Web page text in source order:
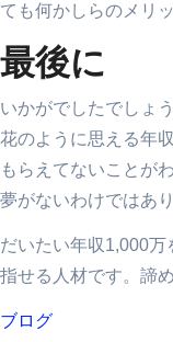
ても何かしらのメリ
最後に
いかがでしたでしょ
花のように思える年
もらえてないことが
夢がないわけではあり
だいたい年収1,000万
指せる人材です。諦
ブログ